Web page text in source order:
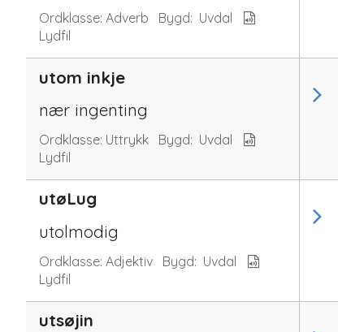
Ordklasse: Adverb Bygd: Uvdal
Lydfil
utom inkje
nær ingenting
Ordklasse: Uttrykk Bygd: Uvdal
Lydfil
utøLug
utolmodig
Ordklasse: Adjektiv Bygd: Uvdal
Lydfil
utsøjin